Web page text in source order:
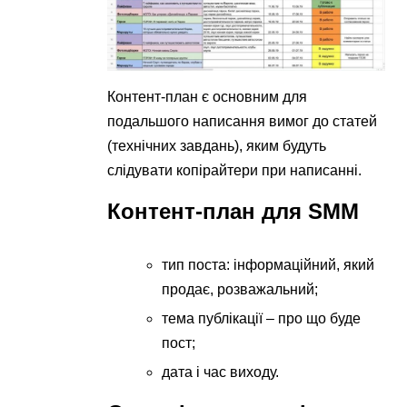
Контент-план є основним для
подальшого написання вимог до статей
(технічних завдань), яким будуть
слідувати копірайтери при написанні.
Контент-план для SMM
тип поста: інформаційний, який
продає, розважальний;
тема публікації – про що буде
пост;
дата і час виходу.